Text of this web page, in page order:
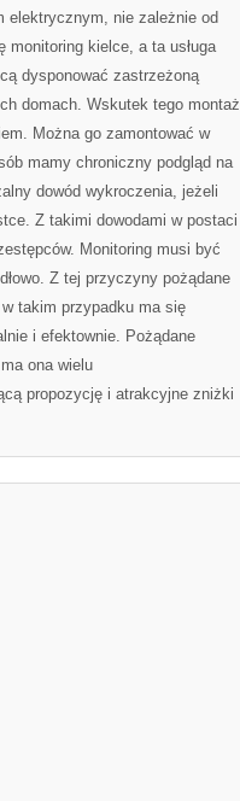
elektrycznym, nie zależnie od
monitoring kielce, a ta usługa
dysponować zastrzeżoną
domach. Wskutek tego montaż
Można go zamontować w
mamy chroniczny podgląd na
dowód wykroczenia, jeżeli
Z takimi dowodami w postaci
Monitoring musi być
Z tej przyczyny pożądane
takim przypadku ma się
i efektownie. Pożądane
ona wielu
propozycję i atrakcyjne zniżki